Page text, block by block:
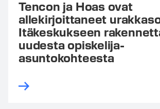
Tencon ja Hoas ovat
allekirjoittaneet
Itäkeskukseen
uudesta opiskelija-
asuntokohteesta